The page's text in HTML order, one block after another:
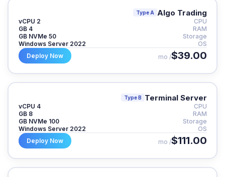
Algo Trading
Type A
CPU
2 vCPU
RAM
4 GB
Storage
50 GB NVMe
OS
Windows Server 2022
$39.00
/ mo
Deploy Now
Terminal Server
Type B
CPU
4 vCPU
RAM
8 GB
Storage
100 GB NVMe
OS
Windows Server 2022
$111.00
/ mo
Deploy Now